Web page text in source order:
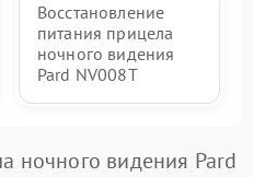
Восстановление
питания прицела
ночного видения
Pard NV008T
ночного видения Pard